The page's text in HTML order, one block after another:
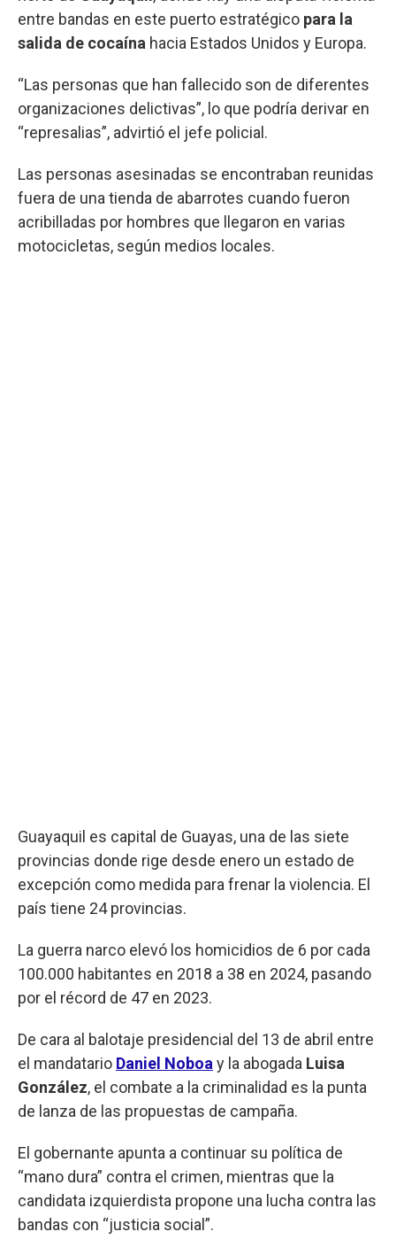
entre bandas en este puerto estratégico para la
salida de cocaína hacia Estados Unidos y Europa.
“Las personas que han fallecido son de diferentes
organizaciones delictivas”, lo que podría derivar en
“represalias”, advirtió el jefe policial.
Las personas asesinadas se encontraban reunidas
fuera de una tienda de abarrotes cuando fueron
acribilladas por hombres que llegaron en varias
motocicletas, según medios locales.
Guayaquil es capital de Guayas, una de las siete
provincias donde rige desde enero un estado de
excepción como medida para frenar la violencia. El
país tiene 24 provincias.
La guerra narco elevó los homicidios de 6 por cada
100.000 habitantes en 2018 a 38 en 2024, pasando
por el récord de 47 en 2023.
De cara al balotaje presidencial del 13 de abril entre
el mandatario Daniel Noboa y la abogada Luisa
González, el combate a la criminalidad es la punta
de lanza de las propuestas de campaña.
El gobernante apunta a continuar su política de
“mano dura” contra el crimen, mientras que la
candidata izquierdista propone una lucha contra las
bandas con “justicia social”.